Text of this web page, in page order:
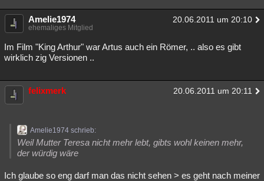
Amelie1974 20.06.2011 um 20:10
ehemaliges Mitglied
Im Film "King Arthur" war Artus auch ein Römer, .. also es gibt
wirklich zig Versionen ..
felixmerk 20.06.2011 um 20:11
Amelie1974 schrieb:
Weil Mutter Teresa nicht mehr lebt, gibts wohl keinen mehr,
der würdig wäre
Ich glaube so eng darf man das nicht sehen > es geht nach meiner